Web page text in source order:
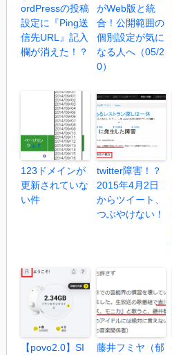
ordPressの投稿
設定に『Ping送
信先URL』記入
欄が消えた！？
がWeb版と統
合！公開範囲の
個別設定が気に
なる人へ（05/2
0）
123ドメインが
更新されていな
い件
twitter障害！？
2015年4月2日
からツイート、
つぶやけない！
【povo2.0】SI
藤井フミヤ（郁